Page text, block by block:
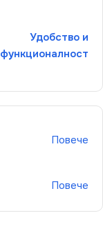
Удобство и
функционалност
Повече
Повече